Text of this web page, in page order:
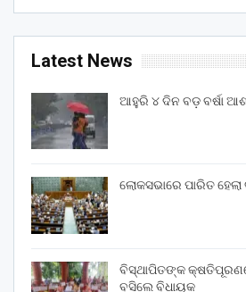
Latest News
ଆହୁରି ୪ ଦିନ ବଡ଼ ବର୍ଷା
ଲୋକସଭାରେ ପାରିତ
ବିସ୍ଥାପିତଙ୍କ
ବସିଲେ ବିଧାୟକ